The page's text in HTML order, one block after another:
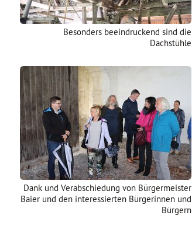
Besonders beeindruckend sind die
Dachstühle
Dank und Verabschiedung von Bürgermeister
Baier und den interessierten Bürgerinnen und
Bürgern